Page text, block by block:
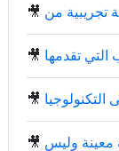
🎥
🎥 التي تقدمها
🎥 التكنولوجيا
🎥 معينة وليس